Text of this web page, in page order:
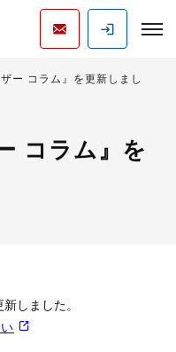
ー コラム』を更新しまし
コラム』を
しました。